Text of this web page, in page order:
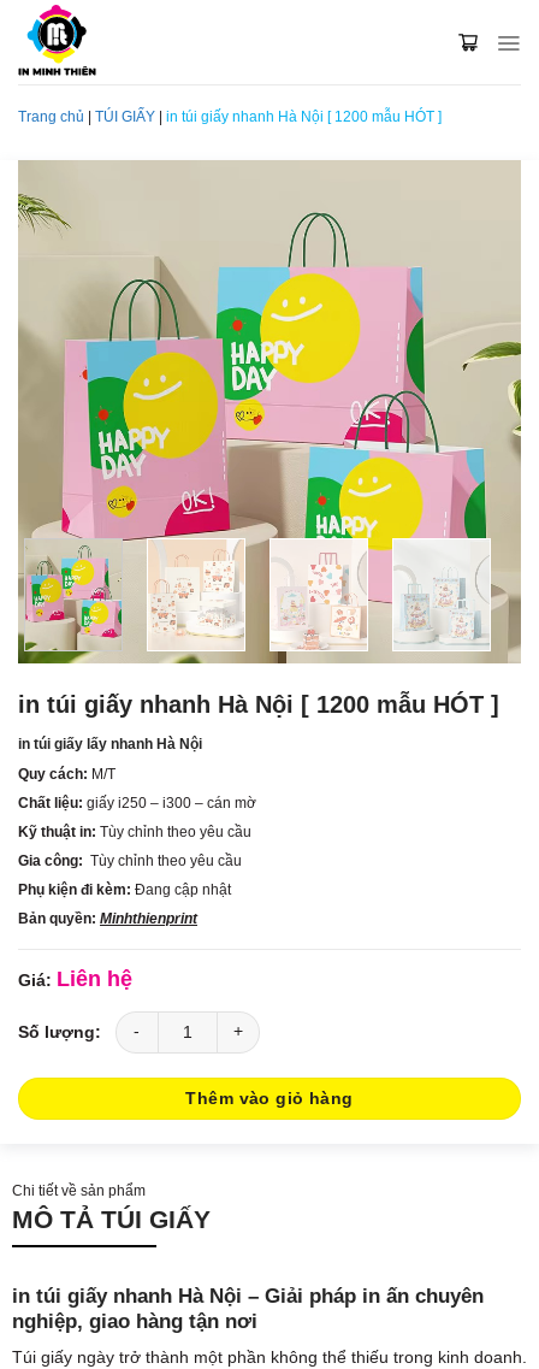
content
Trang chủ TÚI GIẤY in túi giấy nhanh Hà Nội [ 1200 mẫu HÓT ]
in túi giấy nhanh Hà Nội [ 1200 mẫu HÓT ]
in túi giấy lấy nhanh Hà Nội
Quy cách: M/T
Chất liệu: giấy i250 – i300 – cán mờ
Kỹ thuật in: Tùy chỉnh theo yêu cầu
Gia công: Tùy chỉnh theo yêu cầu
Phụ kiện đi kèm: Đang cập nhật
Bản quyền: Minhthienprint
Liên hệ
in túi giấy nhanh Hà Nội [ 1200 mẫu HÓT ] số lượng
Thêm vào giỏ hàng
Chi tiết về sản phẩm
MÔ TẢ TÚI GIẤY
in túi giấy nhanh Hà Nội – Giải pháp in ấn chuyên
nghiệp, giao hàng tận nơi
Túi giấy ngày trở thành một phần không thể thiếu trong kinh doanh.